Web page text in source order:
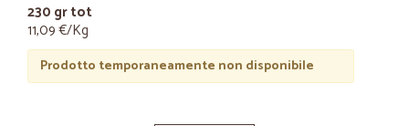
230 gr tot
11,09 €/Kg
Prodotto temporaneamente non disponibile